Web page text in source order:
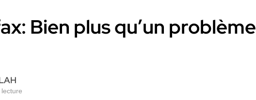
Bien plus qu’un problème